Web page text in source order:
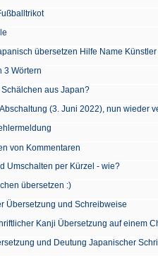
übersetzen Hilfe Name
3 Wörtern
aus Japan?
(3. Juni 2022), nun wieder
von Kommentaren
Umschalten per Kürzel - wie?
übersetzen :)
Übersetzung und Schreibweise
Kanji Übersetzung auf einem
und Deutung Japanischer